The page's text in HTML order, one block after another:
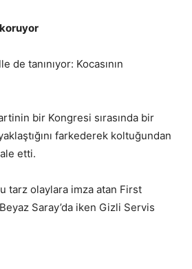
de tanınıyor: Kocasının
bir Kongresi sırasında bir
farkederek koltuğundan
etti.
tarz olaylara imza atan First
Saray’da iken Gizli Servis